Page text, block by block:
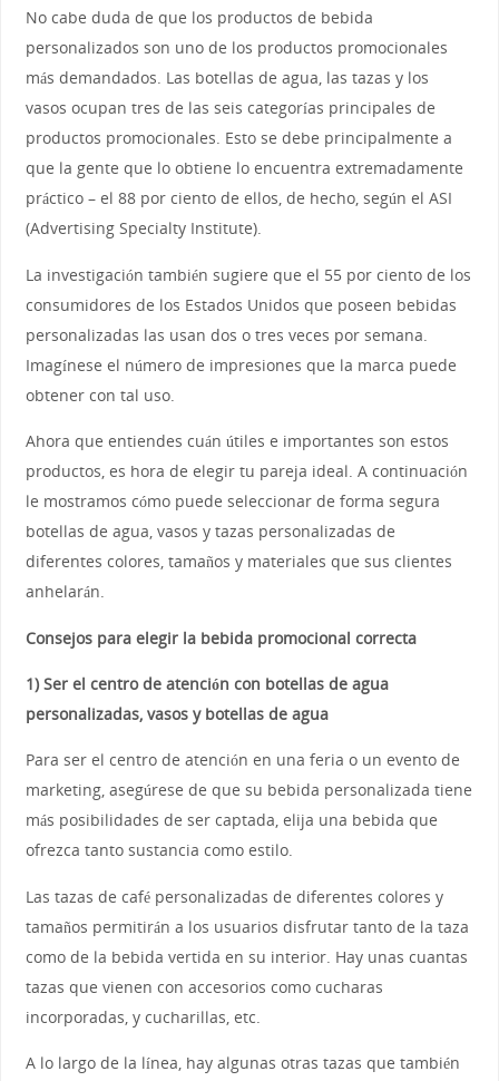
No cabe duda de que los productos de bebida
personalizados son uno de los productos promocionales
más demandados. Las botellas de agua, las tazas y los
vasos ocupan tres de las seis categorías principales de
productos promocionales. Esto se debe principalmente a
que la gente que lo obtiene lo encuentra extremadamente
práctico – el 88 por ciento de ellos, de hecho, según el ASI
(Advertising Specialty Institute).
La investigación también sugiere que el 55 por ciento de los
consumidores de los Estados Unidos que poseen bebidas
personalizadas las usan dos o tres veces por semana.
Imagínese el número de impresiones que la marca puede
obtener con tal uso.
Ahora que entiendes cuán útiles e importantes son estos
productos, es hora de elegir tu pareja ideal. A continuación
le mostramos cómo puede seleccionar de forma segura
botellas de agua, vasos y tazas personalizadas de
diferentes colores, tamaños y materiales que sus clientes
anhelarán.
Consejos para elegir la bebida promocional correcta
1) Ser el centro de atención con botellas de agua
personalizadas, vasos y botellas de agua
Para ser el centro de atención en una feria o un evento de
marketing, asegúrese de que su bebida personalizada tiene
más posibilidades de ser captada, elija una bebida que
ofrezca tanto sustancia como estilo.
Las tazas de café personalizadas de diferentes colores y
tamaños permitirán a los usuarios disfrutar tanto de la taza
como de la bebida vertida en su interior. Hay unas cuantas
tazas que vienen con accesorios como cucharas
incorporadas, y cucharillas, etc.
A lo largo de la línea, hay algunas otras tazas que también